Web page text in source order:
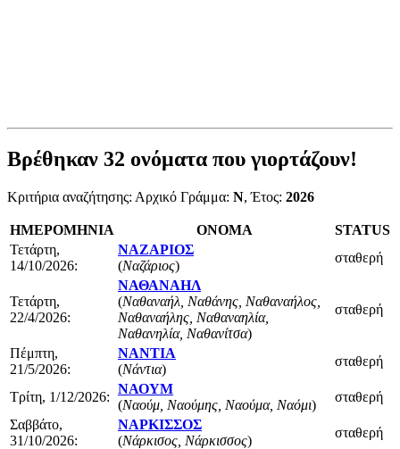
Βρέθηκαν 32 ονόματα που γιορτάζουν!
Κριτήρια αναζήτησης: Αρχικό Γράμμα: Ν, Έτος: 2026
ΗΜΕΡΟΜΗΝΙΑ ΟΝΟΜΑ
STATUS
Τετάρτη,
14/10/2026:
ΝΑΖΑΡΙΟΣ
(Ναζάριος)
σταθερή
Τετάρτη,
22/4/2026:
ΝΑΘΑΝΑΗΛ
(Ναθαναήλ, Ναθάνης, Ναθαναήλος,
Ναθαναήλης, Ναθαναηλία,
Ναθανηλία, Ναθανίτσα)
σταθερή
Πέμπτη,
21/5/2026:
ΝΑΝΤΙΑ
(Νάντια)
σταθερή
Τρίτη, 1/12/2026:
ΝΑΟΥΜ
(Ναούμ, Ναούμης, Ναούμα, Ναόμι)
σταθερή
Σαββάτο,
31/10/2026:
ΝΑΡΚΙΣΣΟΣ
(Νάρκισος, Νάρκισσος)
σταθερή